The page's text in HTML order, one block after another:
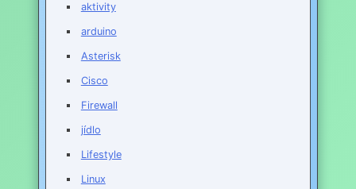
aktivity
arduino
Asterisk
Cisco
Firewall
jídlo
Lifestyle
Linux